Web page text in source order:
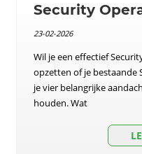
Security
23-02-2026
Wil je een effectief
opzetten of je bestaande
je vier belangrijke
houden. Wat